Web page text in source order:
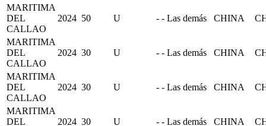
MARITIMA
DEL
CALLAO
2024 50 U - - Las demás CHINA
MARITIMA
DEL
CALLAO
2024 30 U - - Las demás CHINA
MARITIMA
DEL
CALLAO
2024 30 U - - Las demás CHINA
MARITIMA
DEL
2024 30 U - - Las demás CHINA